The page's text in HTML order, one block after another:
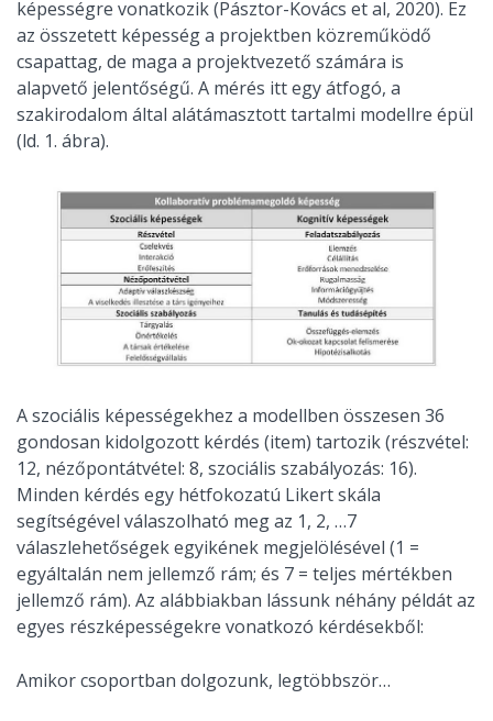
képességre vonatkozik (Pásztor-Kovács et al, 2020). Ez
az összetett képesség a projektben közreműködő
csapattag, de maga a projektvezető számára is
alapvető jelentőségű. A mérés itt egy átfogó, a
szakirodalom által alátámasztott tartalmi modellre épül
(ld. 1. ábra).
A szociális képességekhez a modellben összesen 36
gondosan kidolgozott kérdés (item) tartozik (részvétel:
12, nézőpontátvétel: 8, szociális szabályozás: 16).
Minden kérdés egy hétfokozatú Likert skála
segítségével válaszolható meg az 1, 2, …7
válaszlehetőségek egyikének megjelölésével (1 =
egyáltalán nem jellemző rám; és 7 = teljes mértékben
jellemző rám). Az alábbiakban lássunk néhány példát az
egyes részképességekre vonatkozó kérdésekből:
Amikor csoportban dolgozunk, legtöbbször…